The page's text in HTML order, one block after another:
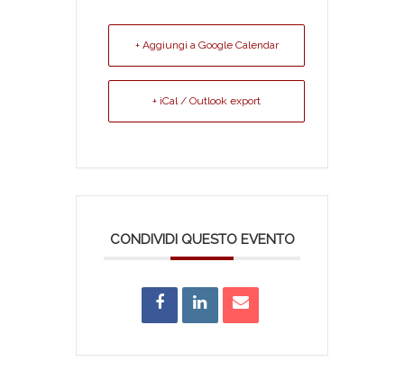
+ Aggiungi a Google Calendar
+ iCal / Outlook export
CONDIVIDI QUESTO EVENTO